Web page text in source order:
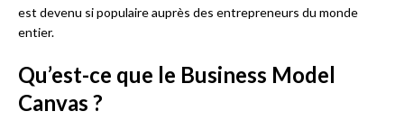
est devenu si populaire auprès des entrepreneurs du monde
entier.
Qu’est-ce que le Business Model
Canvas ?